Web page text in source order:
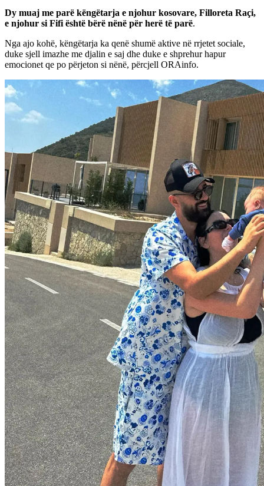
Dy muaj me parë këngëtarja e njohur kosovare, Filloreta Raçi,
e njohur si Fifi është bërë nënë për herë të parë.
Nga ajo kohë, këngëtarja ka qenë shumë aktive në rrjetet sociale,
duke sjell imazhe me djalin e saj dhe duke e shprehur hapur
emocionet qe po përjeton si nënë, përcjell ORAinfo.